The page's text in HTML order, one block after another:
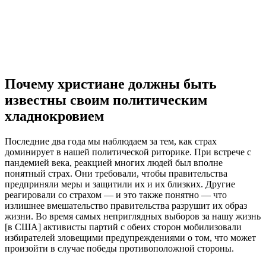
Почему христиане должны быть
известны своим политическим
хладнокровием
Последние два года мы наблюдаем за тем, как страх
доминирует в нашей политической риторике. При встрече с
пандемией века, реакцией многих людей был вполне
понятный страх. Они требовали, чтобы правительства
предприняли меры и защитили их и их близких. Другие
реагировали со страхом — и это также понятно — что
излишнее вмешательство правительства разрушит их образ
жизни. Во время самых неприглядных выборов за нашу жизнь
[в США] активисты партий с обеих сторон мобилизовали
избирателей зловещими предупреждениями о том, что может
произойти в случае победы противоположной стороны.